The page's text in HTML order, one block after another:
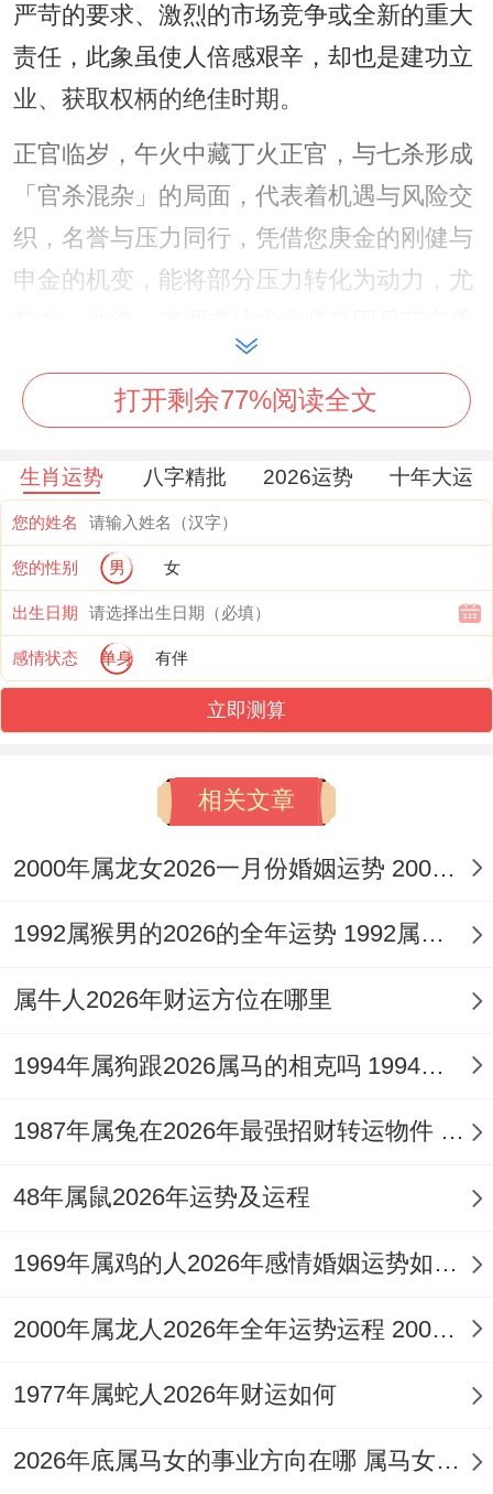
严苛的要求、激烈的市场竞争或全新的重大
责任，此象虽使人倍感艰辛，却也是建功立
业、获取权柄的绝佳时期。
正官临岁，午火中藏丁火正官，与七杀形成
「官杀混杂」的局面，代表着机遇与风险交
织，名誉与压力同行，凭借您庚金的刚健与
申金的机变，能将部分压力转化为动力，尤
性突破，午火正官与申金暗藏「克伐」关
系，伤官见官的隐患始终潜伏。
此象暗示，若锋芒过露、言辞不慎，极易触
怒权威或引发法规、合同在领域 的纠纷，造
成功败垂成，尤需警惕农历五月、十一月，
故此年行事，当以「敏于行而慎于言」为
纲，将巨大压力视作锤炼自身的熔炉，才能
在激烈竞争中脱颖而出。
财官相生，财运走势先扬后抑
流年「财星藏库」，太岁午中暗藏己土正
财，得天干丙火官星之生，由...做成「财官
相生」的有利格局，主正财收入稳定，且有
对于从事公职、专业技术或稳定经营的猴人
此年薪资、项目奖金或有可喜增长，但需清
与申金并无直接生合，反有克制之嫌，代表
运的力量，大额投资，民间借贷、替人担保
等事宜务必万分谨慎，极易陷入「比肩夺
如股票、期货等风险极高，不宜作为重要求
时但秋冬金水旺相，需守成为上，欲稳固财
打开剩余77%阅读全文
生肖运势 八字精批 2026运势 十年大运
您的姓名
您的性别 男 女
出生日期
感情状态 单身 有伴
立即测算
相关文章
2000年属龙女2026一月份婚姻运势 2000年属龙女2026每月运程
1992属猴男的2026的全年运势 1992属猴男的最佳婚配
属牛人2026年财运方位在哪里
1994年属狗跟2026属马的相克吗 1994年属狗跟1996年属鼠配吗
1987年属兔在2026年最强招财转运物件 1987年属兔在2026年6月3日
48年属鼠2026年运势及运程
1969年属鸡的人2026年感情婚姻运势如何 1969年属鸡的五行是属土还是属金
2000年属龙人2026年全年运势运程 2000年属什么生肖
1977年属蛇人2026年财运如何
2026年底属马女的事业方向在哪 属马女的事业心